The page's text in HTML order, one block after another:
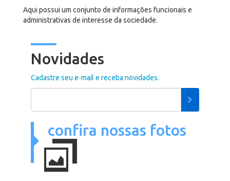
Aqui possui um conjunto de informações funcionais e
administrativas de interesse da sociedade.
Novidades
Cadastre seu e-mail e receba novidades.
confira nossas fotos